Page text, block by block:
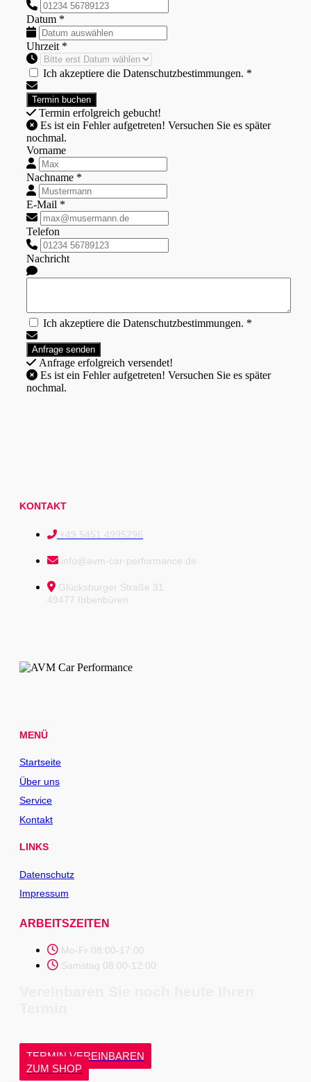
Datum *
Uhrzeit *
Ich akzeptiere die Datenschutzbestimmungen. *
Termin erfolgreich gebucht!
nochmal.
Vorname
Nachname *
E-Mail *
Telefon
Nachricht
Ich akzeptiere die Datenschutzbestimmungen. *
Anfrage erfolgreich versendet!
nochmal.
KONTAKT
+49 5451 4995296
info@avm-car-performance.de
Glücksburger Straße 31
49477 Ibbenbüren
MENÜ
Startseite
Über uns
Service
Kontakt
LINKS
Datenschutz
Impressum
ARBEITSZEITEN
Mo-Fr 08:00-17:00
Samstag 08:00-12:00
TERMIN VEREINBAREN
ZUM SHOP